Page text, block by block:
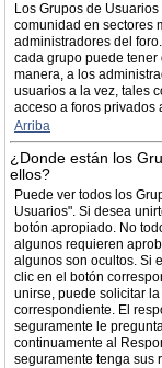
Los Grupos de
comunidad en sectores
administradores del
cada grupo puede tener
manera, a los
usuarios a la vez, tales
acceso a foros privados
Arriba
¿Donde están los
ellos?
Puede ver todos los
Usuarios". Si desea
botón apropiado. No
algunos requieren
algunos son ocultos. Si
clic en el botón
unirse, puede solicitar
correspondiente. El
seguramente le
continuamente al
seguramente tenga sus